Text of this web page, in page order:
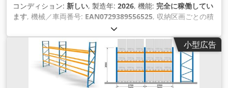
コンディション: 新しい, 製造年: 2026, 機能: 完全に稼働してい
ます, 機械／車両番号: EAN0729389556525, 収納区画ごとの積
1,500 kg（キログラム）
4,500 mm, 棚の高さ:4,500 mm, 棚の列数:3, 積載能力:
13,500 kg（キログラム）, パレットスペース:117 ユーロパレ
, フレーム高さ:4,500 mm , フレーム幅:1,100 mm, トラ
ス1対あたりの最大荷重:4,500 kg（キログラム）, 棚の長さ:
, サポート長さ: 2,700 mm,
小型広告